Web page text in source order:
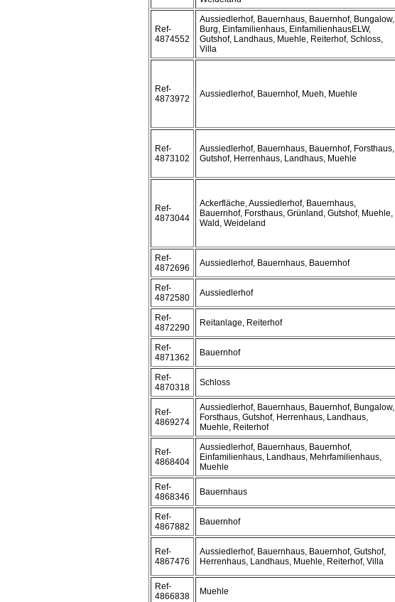
Ref-
4874552
Aussiedlerhof, Bauernhaus, Bauernhof, Bungalow,
Burg, Einfamilienhaus, EinfamilienhausELW,
Gutshof, Landhaus, Muehle, Reiterhof, Schloss,
Villa
Ref-
4873972
Aussiedlerhof, Bauernhof, Mueh, Muehle
Ref-
4873102
Aussiedlerhof, Bauernhaus, Bauernhof, Forsthaus,
Gutshof, Herrenhaus, Landhaus, Muehle
Ref-
4873044
Ackerfläche, Aussiedlerhof, Bauernhaus,
Bauernhof, Forsthaus, Grünland, Gutshof, Muehle,
Wald, Weideland
Ref-
4872696
Aussiedlerhof, Bauernhaus, Bauernhof
Ref-
4872580
Aussiedlerhof
Ref-
4872290
Reitanlage, Reiterhof
Ref-
4871362
Bauernhof
Ref-
4870318
Schloss
Ref-
4869274
Aussiedlerhof, Bauernhaus, Bauernhof, Bungalow,
Forsthaus, Gutshof, Herrenhaus, Landhaus,
Muehle, Reiterhof
Ref-
4868404
Aussiedlerhof, Bauernhaus, Bauernhof,
Einfamilienhaus, Landhaus, Mehrfamilienhaus,
Muehle
Ref-
4868346
Bauernhaus
Ref-
4867882
Bauernhof
Ref-
4867476
Aussiedlerhof, Bauernhaus, Bauernhof, Gutshof,
Herrenhaus, Landhaus, Muehle, Reiterhof, Villa
Ref-
4866838
Muehle